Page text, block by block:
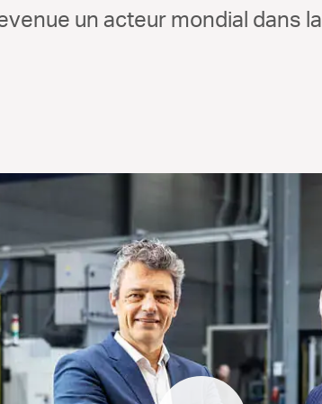
un acteur mondial dans la